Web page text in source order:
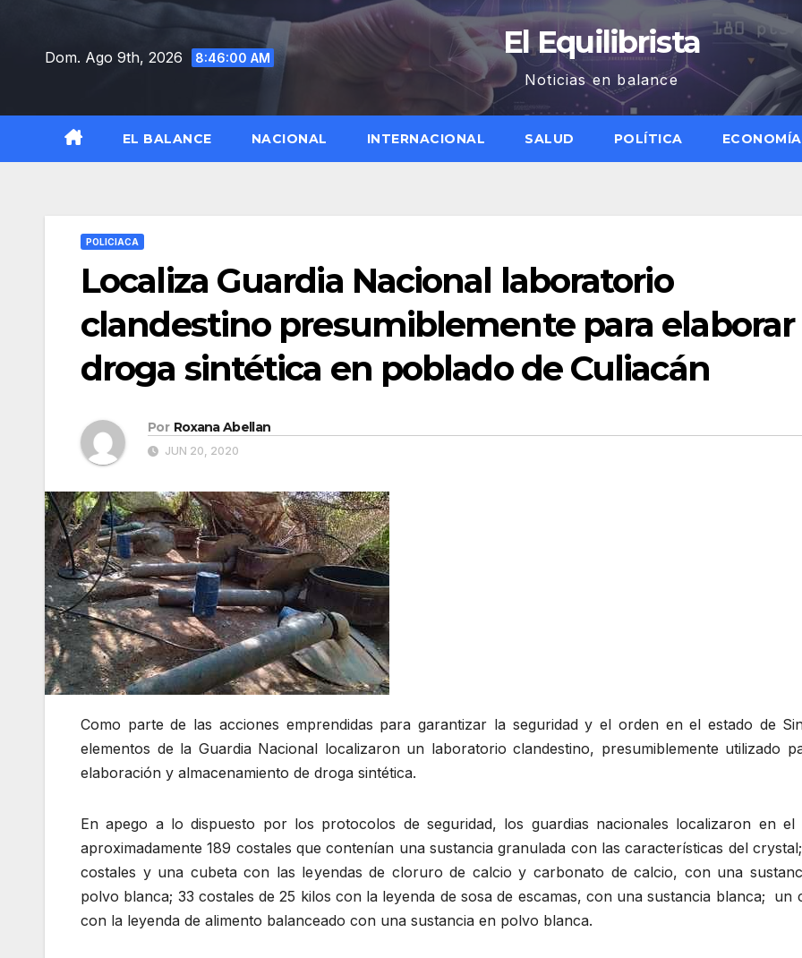
contenidoDom. Ago 9th, 2026 8:46:01 AM El Equilibrista
Noticias en balance
EL BALANCE NACIONAL INTERNACIONAL SALUD POLÍTICA ECONOMÍA
POLICIACA
Localiza Guardia Nacional laboratorio
clandestino presumiblemente para elaborar
droga sintética en poblado de Culiacán
Por Roxana Abellan
JUN 20, 2020
Como parte de las acciones emprendidas para garantizar la seguridad y el orden en el estado de
elementos de la Guardia Nacional localizaron un laboratorio clandestino, presumiblemente utilizado
elaboración y almacenamiento de droga sintética.
En apego a lo dispuesto por los protocolos de seguridad, los guardias nacionales localizaron en el
aproximadamente 189 costales que contenían una sustancia granulada con las características del
costales y una cubeta con las leyendas de cloruro de calcio y carbonato de calcio, con una
polvo blanca; 33 costales de 25 kilos con la leyenda de sosa de escamas, con una sustancia blanca; un
con la leyenda de alimento balanceado con una sustancia en polvo blanca.